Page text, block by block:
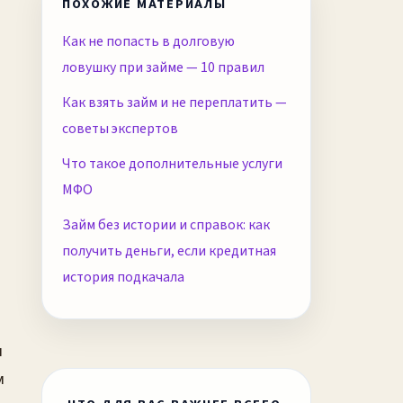
ПОХОЖИЕ МАТЕРИАЛЫ
Как не попасть в долговую
ловушку при займе — 10 правил
Как взять займ и не переплатить —
советы экспертов
Что такое дополнительные услуги
МФО
Займ без истории и справок: как
получить деньги, если кредитная
история подкачала